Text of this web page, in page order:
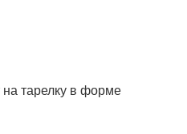
тарелку в форме